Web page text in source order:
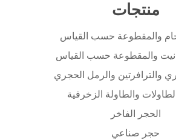
منتجات
والمقطوعة حسب القياس
والمقطوعة حسب القياس
والترافرتين والرمل الحجري
والطاولة الزخرفية
الحجر الفاخر
حجر صناعي